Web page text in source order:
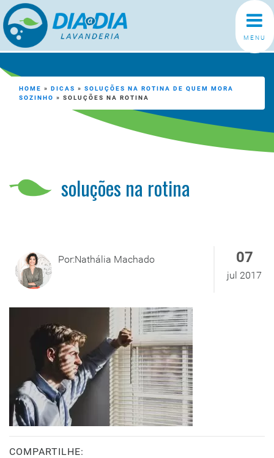
MENU
soluções na rotina
HOME » DICAS » SOLUÇÕES NA ROTINA DE QUEM MORA
SOZINHO » SOLUÇÕES NA ROTINA
Por:Nathália Machado 07
jul 2017
COMPARTILHE: